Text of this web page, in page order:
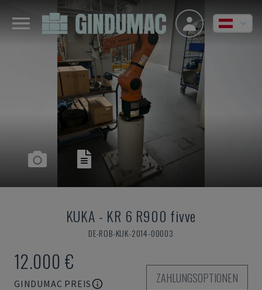
KUKA - KR 6 R900 fivve
DE-ROB-KUK-2014-00003
12.000 €
GINDUMAC PREIS
ZAHLUNGSOPTIONEN